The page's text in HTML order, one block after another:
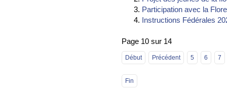
Participation avec la
Instructions Fédérales
Page 10 sur 14
Début Précédent 5 6 7
Fin